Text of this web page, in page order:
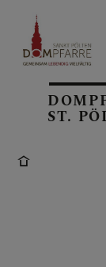
ST.